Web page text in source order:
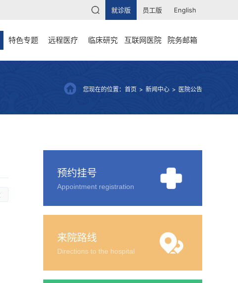
就诊版 员工版 English
特色专题 远程医疗 临床研究 互联网医院 院务邮箱
您现在的位置： 首页 > 新闻中心 > 医院公告
预约挂号
Appointment registration
来院路线
Directions to the hospital